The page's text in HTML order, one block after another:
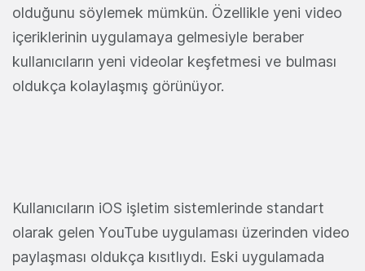
olduğunu söylemek mümkün. Özellikle yeni video
içeriklerinin uygulamaya gelmesiyle beraber
kullanıcıların yeni videolar keşfetmesi ve bulması
oldukça kolaylaşmış görünüyor.
Kullanıcıların iOS işletim sistemlerinde standart
olarak gelen YouTube uygulaması üzerinden video
paylaşması oldukça kısıtlıydı. Eski uygulamada